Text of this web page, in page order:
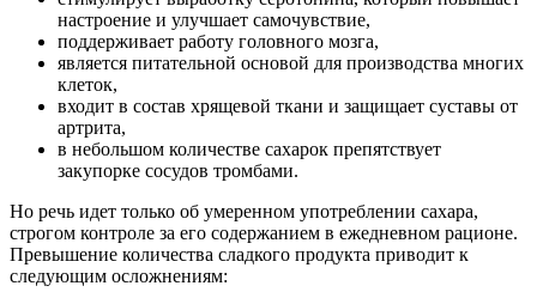
настроение и улучшает самочувствие,
поддерживает работу головного мозга,
является питательной основой для производства многих
клеток,
входит в состав хрящевой ткани и защищает суставы от
артрита,
в небольшом количестве сахарок препятствует
закупорке сосудов тромбами.
Но речь идет только об умеренном употреблении сахара,
строгом контроле за его содержанием в ежедневном рационе.
Превышение количества сладкого продукта приводит к
следующим осложнениям: